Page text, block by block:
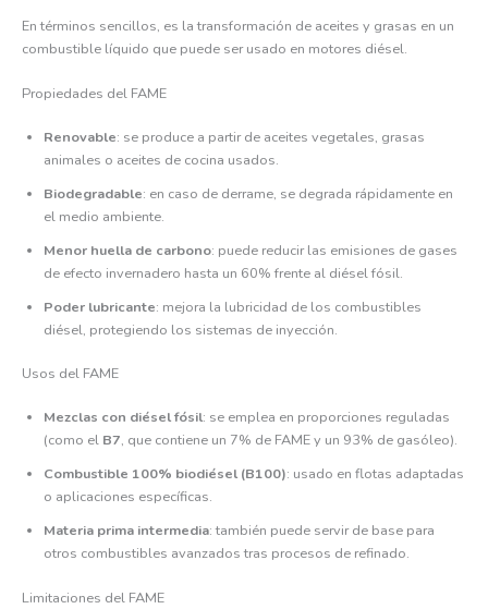
En términos sencillos, es la transformación de aceites y grasas en un
combustible líquido que puede ser usado en motores diésel.
Propiedades del FAME
Renovable: se produce a partir de aceites vegetales, grasas
animales o aceites de cocina usados.
Biodegradable: en caso de derrame, se degrada rápidamente en
el medio ambiente.
Menor huella de carbono: puede reducir las emisiones de gases
de efecto invernadero hasta un 60% frente al diésel fósil.
Poder lubricante: mejora la lubricidad de los combustibles
diésel, protegiendo los sistemas de inyección.
Usos del FAME
Mezclas con diésel fósil: se emplea en proporciones reguladas
(como el B7, que contiene un 7% de FAME y un 93% de gasóleo).
Combustible 100% biodiésel (B100): usado en flotas adaptadas
o aplicaciones específicas.
Materia prima intermedia: también puede servir de base para
otros combustibles avanzados tras procesos de refinado.
Limitaciones del FAME